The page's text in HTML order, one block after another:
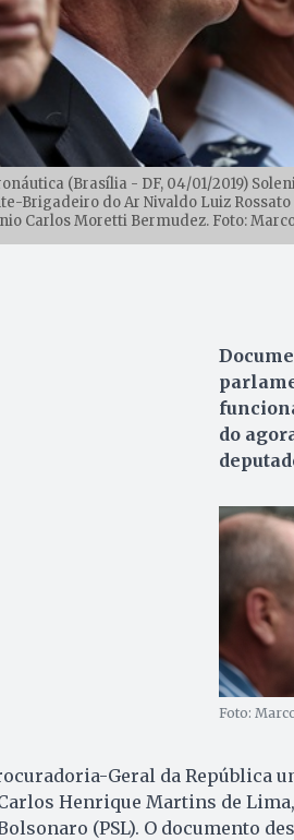
(Brasília - DF, 04/01/2019)
Brigadeiro do Ar Nivaldo Luiz
Carlos Moretti Bermudez. Foto:
do
Foto:
Geral da República
Henrique Martins de
(PSL). O documento